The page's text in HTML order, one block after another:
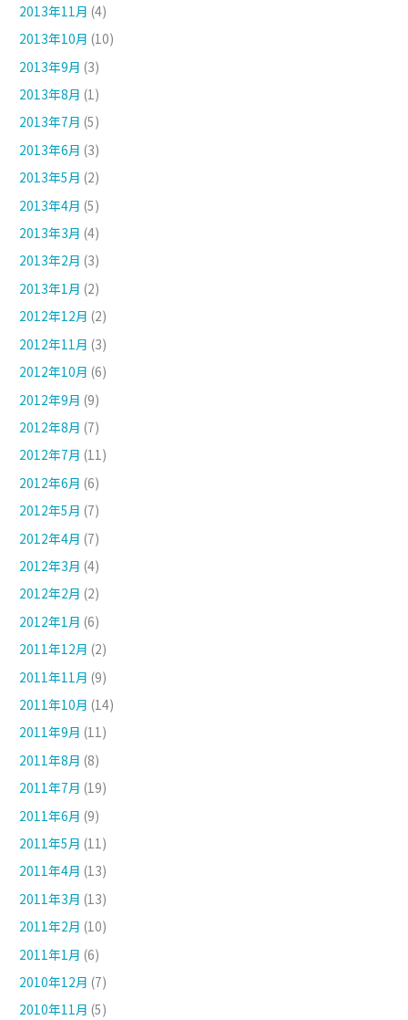
2013年11月 (4)
2013年10月 (10)
2013年9月 (3)
2013年8月 (1)
2013年7月 (5)
2013年6月 (3)
2013年5月 (2)
2013年4月 (5)
2013年3月 (4)
2013年2月 (3)
2013年1月 (2)
2012年12月 (2)
2012年11月 (3)
2012年10月 (6)
2012年9月 (9)
2012年8月 (7)
2012年7月 (11)
2012年6月 (6)
2012年5月 (7)
2012年4月 (7)
2012年3月 (4)
2012年2月 (2)
2012年1月 (6)
2011年12月 (2)
2011年11月 (9)
2011年10月 (14)
2011年9月 (11)
2011年8月 (8)
2011年7月 (19)
2011年6月 (9)
2011年5月 (11)
2011年4月 (13)
2011年3月 (13)
2011年2月 (10)
2011年1月 (6)
2010年12月 (7)
2010年11月 (5)